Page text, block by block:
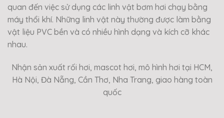
quan đến việc sử dụng các linh vật bơm hơi chạy bằng
máy thổi khí. Những linh vật này thường được làm bằng
vật liệu PVC bền và có nhiều hình dạng và kích cỡ khác
nhau.
Nhận sản xuất rối hơi, mascot hơi, mô hình hơi tại HCM,
Hà Nội, Đà Nẵng, Cần Thơ, Nha Trang, giao hàng toàn
quốc